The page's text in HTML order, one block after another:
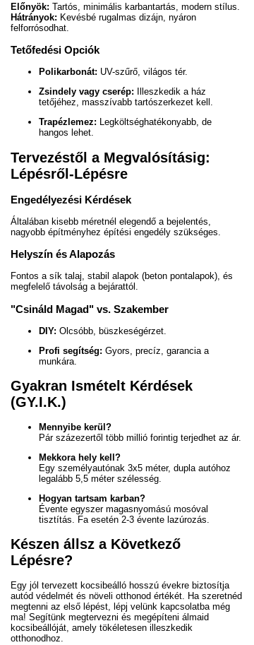
Előnyök: Tartós, minimális karbantartás, modern stílus.
Hátrányok: Kevésbé rugalmas dizájn, nyáron
felforrósodhat.
Tetőfedési Opciók
Polikarbonát: UV-szűrő, világos tér.
Zsindely vagy cserép: Illeszkedik a ház
tetőjéhez, masszívabb tartószerkezet kell.
Trapézlemez: Legköltséghatékonyabb, de
hangos lehet.
Tervezéstől a Megvalósításig:
Lépésről-Lépésre
Engedélyezési Kérdések
Általában kisebb méretnél elegendő a bejelentés,
nagyobb építményhez építési engedély szükséges.
Helyszín és Alapozás
Fontos a sík talaj, stabil alapok (beton pontalapok), és
megfelelő távolság a bejárattól.
"Csináld Magad" vs. Szakember
DIY: Olcsóbb, büszkeségérzet.
Profi segítség: Gyors, precíz, garancia a
munkára.
Gyakran Ismételt Kérdések
(GY.I.K.)
Mennyibe kerül?
Pár százezertől több millió forintig terjedhet az ár.
Mekkora hely kell?
Egy személyautónak 3x5 méter, dupla autóhoz
legalább 5,5 méter szélesség.
Hogyan tartsam karban?
Évente egyszer magasnyomású mosóval
tisztítás. Fa esetén 2-3 évente lazúrozás.
Készen állsz a Következő
Lépésre?
Egy jól tervezett kocsibeálló hosszú évekre biztosítja
autód védelmét és növeli otthonod értékét. Ha szeretnéd
megtenni az első lépést, lépj velünk kapcsolatba még
ma! Segítünk megtervezni és megépíteni álmaid
kocsibeállóját, amely tökéletesen illeszkedik
otthonodhoz.